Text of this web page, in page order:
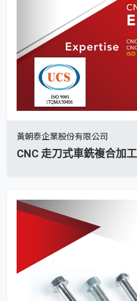
黃朝泰企業股份有限公司
CNC 走刀式車銑複合加